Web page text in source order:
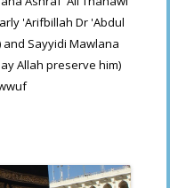
'Arifbillah Dr 'Abdul
Sayyidi Mawlana
Allah preserve him)